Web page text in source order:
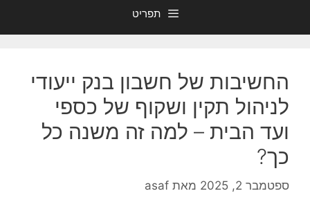
תפריט
החשיבות של חשבון בנק ייעודי
לניהול תקין ושקוף של כספי
ועד הבית – למה זה משנה כל
כך?
ספטמבר 2, 2025 מאת asaf